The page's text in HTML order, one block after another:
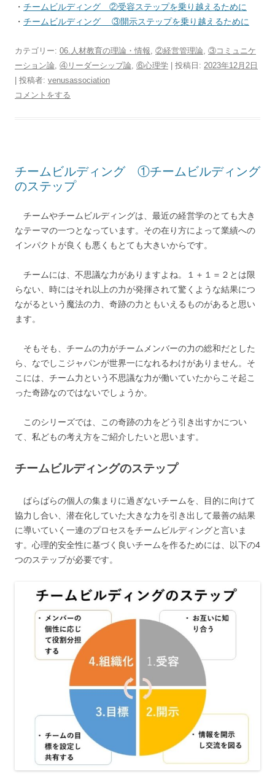
・ チームビルディング ②受容ステップを乗り越えるために
・ チームビルディング ③開示ステップを乗り越えるために
カテゴリー: 06.人材教育の理論・情報, ②経営管理論, ③コミュニケ
ーション論, ④リーダーシップ論, ⑥心理学 | 投稿日: 2023年12月2日
投稿者: venusassociation
コメントをする
チームビルディング ①チームビルディング
のステップ
チームやチームビルディングは、最近の経営学のとても大き
なテーマの一つとなっています。その在り方によって業績への
インパクトが良くも悪くもとても大きいからです。
チームには、不思議な力がありますよね。１＋１＝２とは限
らない、時にはそれ以上の力が発揮されて驚くような結果につ
ながるという魔法の力、奇跡の力ともいえるものがあると思い
ます。
そもそも、チームの力がチームメンバーの力の総和だとした
ら、なでしこジャパンが世界一になれるわけがありません。そ
こには、チーム力という不思議な力が働いていたからこそ起こ
った奇跡なのではないでしょうか。
このシリーズでは、この奇跡の力をどう引き出すかについ
て、私どもの考え方をご紹介したいと思います。
チームビルディングのステップ
ばらばらの個人の集まりに過ぎないチームを、目的に向けて
協力し合い、潜在化していた大きな力を引き出して最善の結果
に導いていく一連のプロセスをチームビルディングと言いま
す。 心理的安全性に基づく良いチームを作るためには、以下の4
つのステップが必要です。